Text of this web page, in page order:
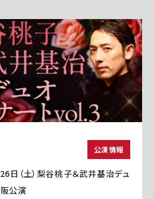
公演情報
日（土）梨谷桃子＆武井基治デュ
公演